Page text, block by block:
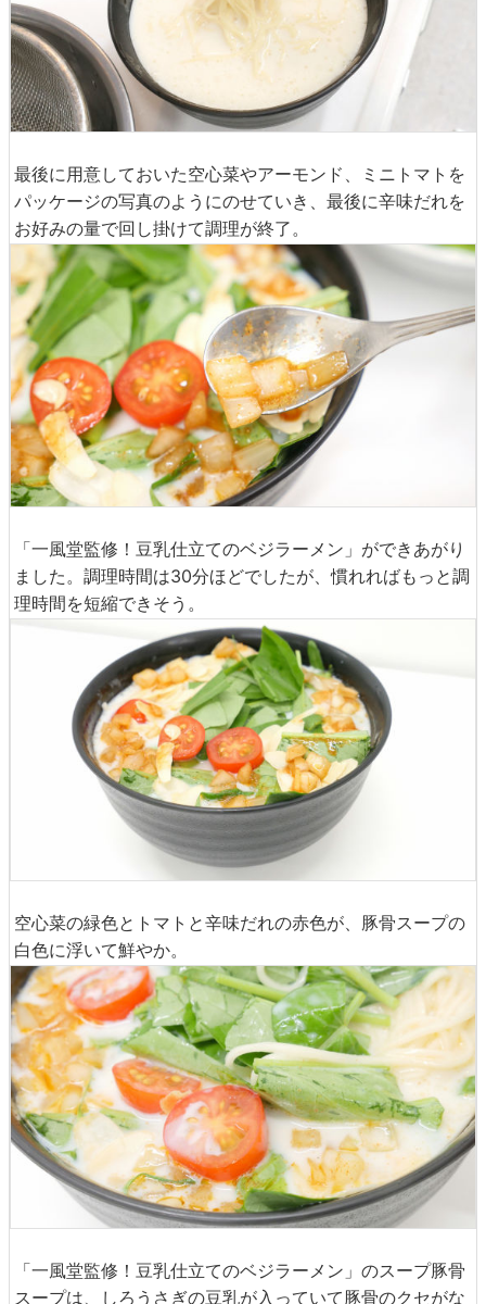
最後に用意しておいた空心菜やアーモンド、ミニトマトを
パッケージの写真のようにのせていき、最後に辛味だれを
お好みの量で回し掛けて調理が終了。
「一風堂監修！豆乳仕立てのベジラーメン」ができあがり
ました。調理時間は30分ほどでしたが、慣れればもっと調
理時間を短縮できそう。
空心菜の緑色とトマトと辛味だれの赤色が、豚骨スープの
白色に浮いて鮮やか。
「一風堂監修！豆乳仕立てのベジラーメン」のスープ豚骨
スープは、しろうさぎの豆乳が入っていて豚骨のクセがな